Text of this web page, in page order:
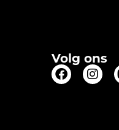
Volg ons